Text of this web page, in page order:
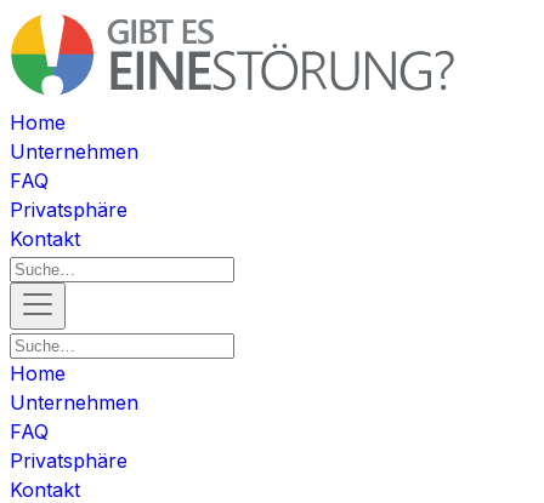
Home
Unternehmen
FAQ
Privatsphäre
Kontakt
Home
Unternehmen
FAQ
Privatsphäre
Kontakt